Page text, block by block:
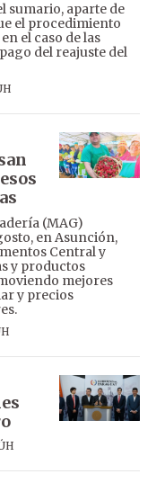
sumario, aparte de
el procedimiento
el caso de las
del reajuste del
(MAG)
en Asunción,
Central y
y productos
mejores
y precios